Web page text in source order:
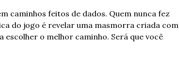
caminhos feitos de dados. Quem nunca fez
do jogo é revelar uma masmorra criada com
o melhor caminho. Será que você